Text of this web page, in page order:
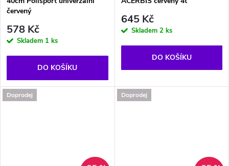
červený
578 Kč
Skladem 1 ks
DO KOŠÍKU
645 Kč
Skladem 2 ks
DO KOŠÍKU
Doprodej Doprodej